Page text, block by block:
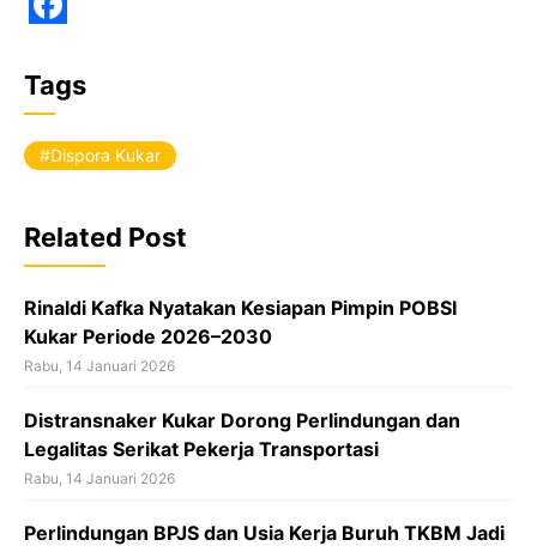
a
c
e
o
o
k
Tags
Dispora Kukar
Related Post
Rinaldi Kafka Nyatakan Kesiapan Pimpin POBSI
Kukar Periode 2026–2030
Rabu, 14 Januari 2026
Distransnaker Kukar Dorong Perlindungan dan
Legalitas Serikat Pekerja Transportasi
Rabu, 14 Januari 2026
Perlindungan BPJS dan Usia Kerja Buruh TKBM Jadi